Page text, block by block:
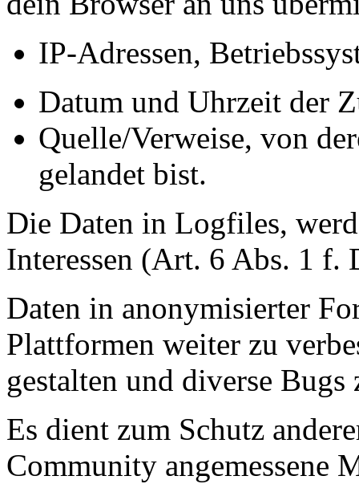
IP-Adressen,
Datum und Uhrzeit der
Quelle/Verweise, von
gelandet bist.
Die Daten in Logfiles,
Interessen (Art. 6 Abs. 1 f.
Daten in anonymisierter
Plattformen weiter zu
gestalten und diverse Bugs
Es dient zum Schutz
Community angemessene